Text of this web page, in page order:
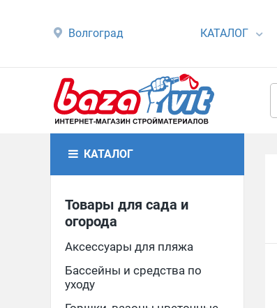
Волгоград КАТАЛОГ
КАТАЛОГ
Товары для сада и
огорода
Аксессуары для пляжа
Бассейны и средства по
уходу